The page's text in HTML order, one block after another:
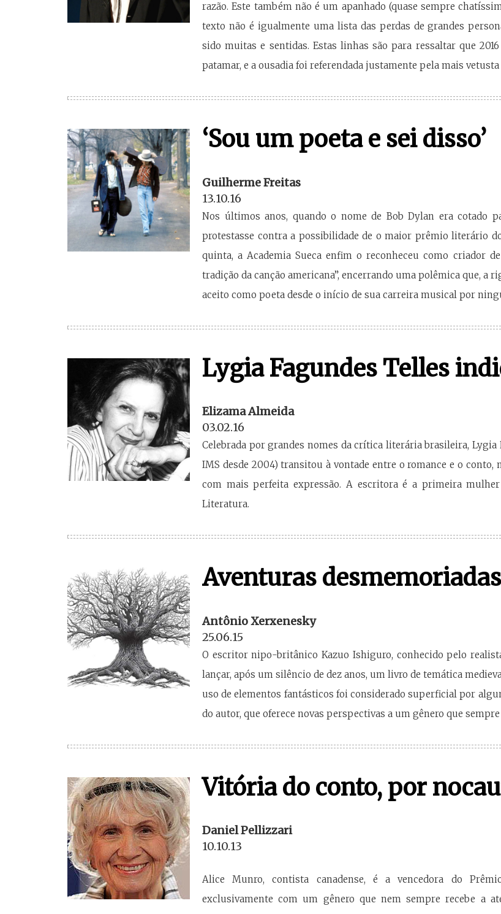
razão. Este também não é um apanhado (quase sempre
texto não é igualmente uma lista das perdas de grandes
sido muitas e sentidas. Estas linhas são para ressaltar que
patamar, e a ousadia foi referendada justamente pela mais
‘Sou um poeta e sei disso’
Guilherme Freitas
13.10.16
Nos últimos anos, quando o nome de Bob Dylan era cotado
protestasse contra a possibilidade de o maior prêmio literário
quinta, a Academia Sueca enfim o reconheceu como criador
tradição da canção americana”, encerrando uma polêmica que, a
aceito como poeta desde o início de sua carreira musical por
Lygia Fagundes Telles
Elizama Almeida
03.02.16
Celebrada por grandes nomes da crítica literária brasileira, Lygia
IMS desde 2004) transitou à vontade entre o romance e o
com mais perfeita expressão. A escritora é a primeira
Literatura.
Aventuras desmemoriadas
Antônio Xerxenesky
25.06.15
O escritor nipo-britânico Kazuo Ishiguro, conhecido pelo
lançar, após um silêncio de dez anos, um livro de temática
uso de elementos fantásticos foi considerado superficial por
do autor, que oferece novas perspectivas a um gênero que
Vitória do conto, por
Daniel Pellizzari
10.10.13
Alice Munro, contista canadense, é a vencedora do
exclusivamente com um gênero que nem sempre recebe a